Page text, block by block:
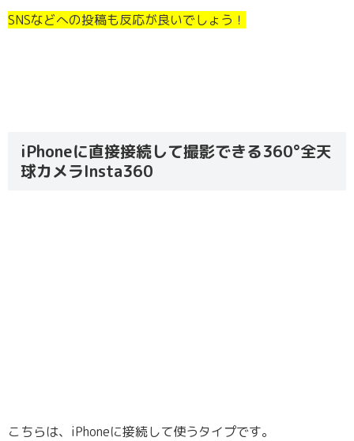
SNSなどへの投稿も反応が良いでしょう！
iPhoneに直接接続して撮影できる360°全天
球カメラInsta360
こちらは、iPhoneに接続して使うタイプです。